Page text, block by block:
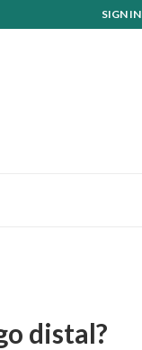
SIGN IN
distal?